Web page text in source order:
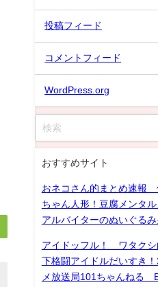
投稿フィード
コメントフィード
WordPress.org
おすすめサイト
おネコさん的まとめ速報
ちゃん人形！豆腐メンタ
アルバイターのぬいぐる
アイドッフル！ ワタク
下格闘アイドルだいすき
メ放送局101ちゃんねる